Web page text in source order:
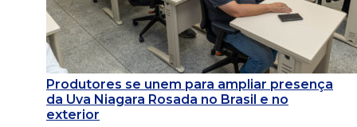
Produtores se unem para ampliar presença
da Uva Niagara Rosada no Brasil e no
exterior